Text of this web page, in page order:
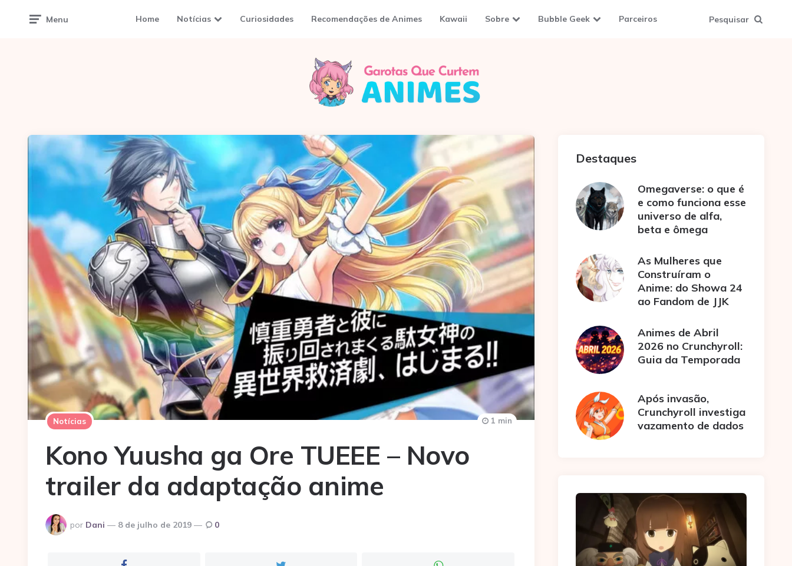
Menu Home Notícias Curiosidades Recomendações de Animes Kawaii Sobre Bubble Geek Parceiros Pesquisar
Notícias
Kono Yuusha ga Ore TUEEE – Novo
trailer da adaptação anime
Postado
por
por Dani 8 de julho de 2019 0
1 min
Destaques
Omegaverse: o que é
e como funciona esse
universo de alfa,
beta e ômega
As Mulheres que
Construíram o
Anime: do Showa 24
ao Fandom de JJK
Animes de Abril
2026 no Crunchyroll:
Guia da Temporada
Após invasão,
Crunchyroll investiga
vazamento de dados